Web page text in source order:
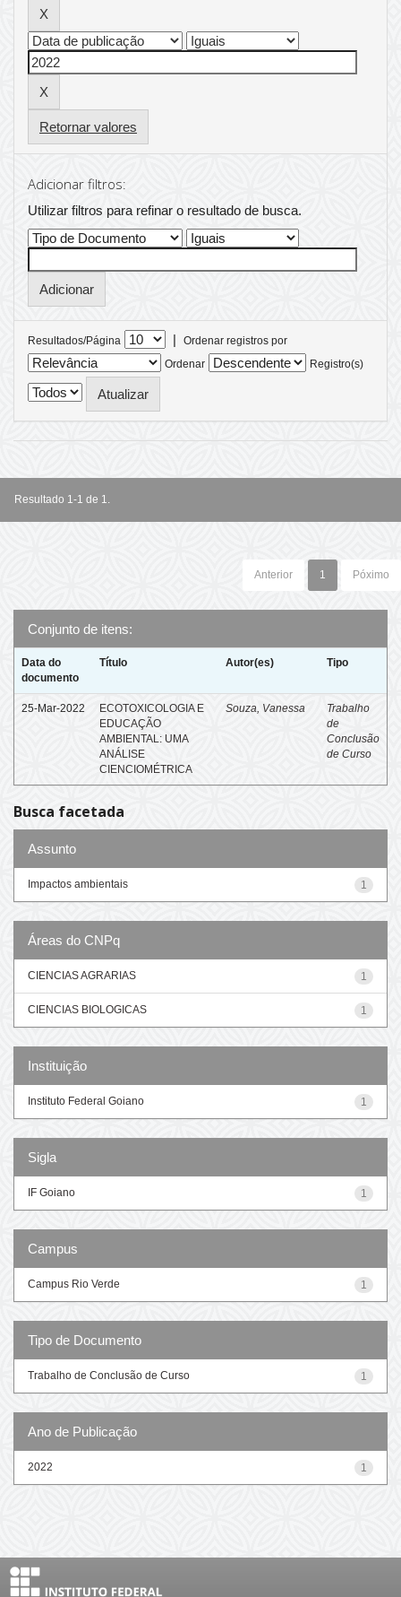
Retornar valores
Adicionar filtros:
Utilizar filtros para refinar o resultado de busca.
Resultados/Página |
Ordenar registros por
Ordenar
Registro(s)
Resultado 1-1 de 1.
Anterior 1 Póximo
Conjunto de itens:
Data do
documento
Título Autor(es) Tipo
25-Mar-2022
ECOTOXICOLOGIA E
EDUCAÇÃO
AMBIENTAL: UMA
ANÁLISE
CIENCIOMÉTRICA
Souza, Vanessa
Trabalho
de
Conclusão
de Curso
Busca facetada
Assunto
1
Impactos ambientais
Áreas do CNPq
1
CIENCIAS AGRARIAS
1
CIENCIAS BIOLOGICAS
Instituição
1
Instituto Federal Goiano
Sigla
1
IF Goiano
Campus
1
Campus Rio Verde
Tipo de Documento
1
Trabalho de Conclusão de Curso
Ano de Publicação
1
2022